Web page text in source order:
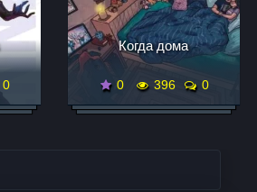
0
Когда дома
0 396 0